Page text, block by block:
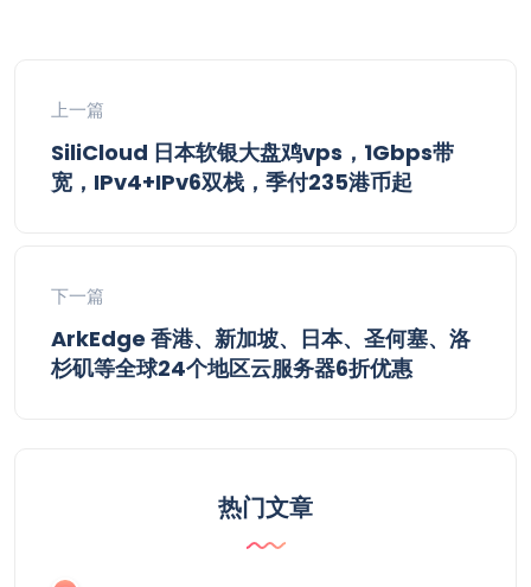
上一篇
SiliCloud 日本软银大盘鸡vps，1Gbps带
宽，IPv4+IPv6双栈，季付235港币起
下一篇
ArkEdge 香港、新加坡、日本、圣何塞、洛
杉矶等全球24个地区云服务器6折优惠
热门文章